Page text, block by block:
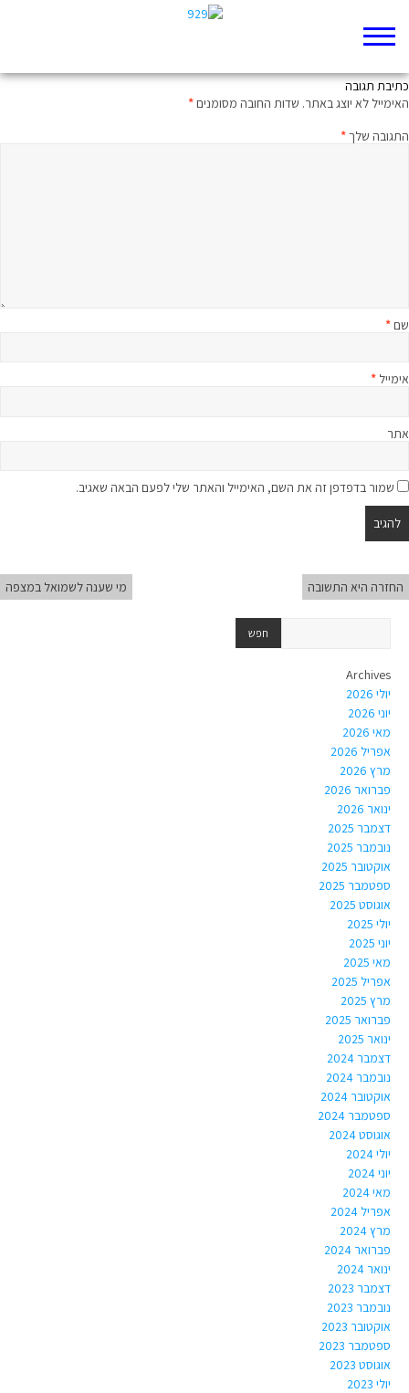
כתיבת תגובה
האימייל לא יוצג באתר. שדות החובה מסומנים*
התגובה שלך*
שם*
אימייל *
אתר
שמור בדפדפן זה את השם, האימייל והאתר שלי לפעם הבאה שאגיב.
החזרה היא התשובה מי שענה לשמואל במצפה
Archives
יולי 2026
יוני 2026
מאי 2026
אפריל 2026
מרץ 2026
פברואר 2026
ינואר 2026
דצמבר 2025
נובמבר 2025
אוקטובר 2025
ספטמבר 2025
אוגוסט 2025
יולי 2025
יוני 2025
מאי 2025
אפריל 2025
מרץ 2025
פברואר 2025
ינואר 2025
דצמבר 2024
נובמבר 2024
אוקטובר 2024
ספטמבר 2024
אוגוסט 2024
יולי 2024
יוני 2024
מאי 2024
אפריל 2024
מרץ 2024
פברואר 2024
ינואר 2024
דצמבר 2023
נובמבר 2023
אוקטובר 2023
ספטמבר 2023
אוגוסט 2023
יולי 2023